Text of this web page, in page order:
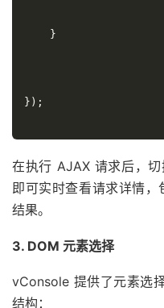
}
});
在执行 AJAX 请求后，
即可实时查看请求详情
结果。
3. DOM 元素选择
vConsole 提供了元素选
结构：